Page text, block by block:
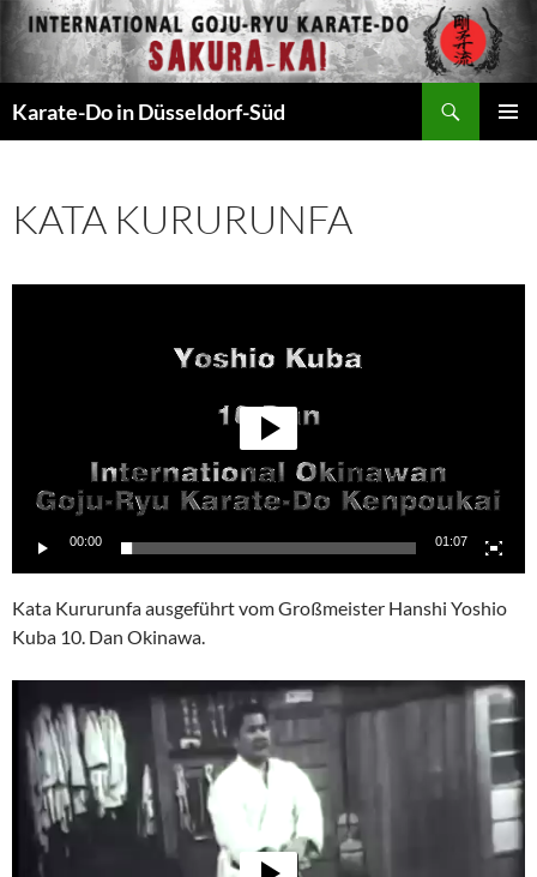
Zum
Inhalt
springen
Karate-Do in Düsseldorf-Süd
KATA KURURUNFA
00:00 01:07
Kata Kururunfa ausgeführt vom Großmeister Hanshi Yoshio
Kuba 10. Dan Okinawa.
Player